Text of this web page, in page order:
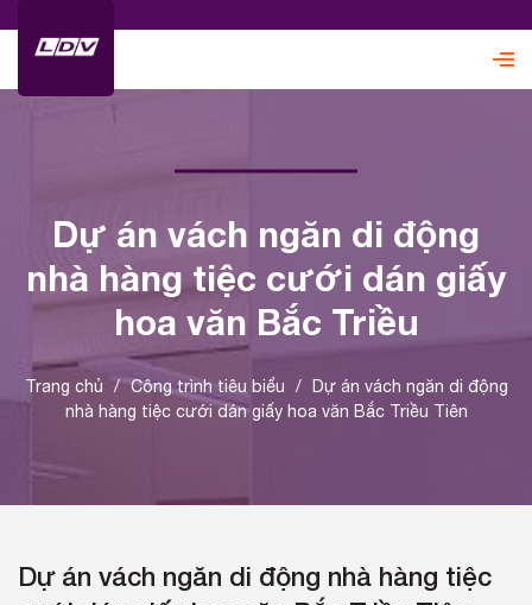
Dự án vách ngăn di động
nhà hàng tiệc cưới dán giấy
hoa văn Bắc Triều
Trang chủ / Công trình tiêu biểu / Dự án vách ngăn di động
nhà hàng tiệc cưới dán giấy hoa văn Bắc Triều Tiên
Dự án vách ngăn di động nhà hàng tiệc